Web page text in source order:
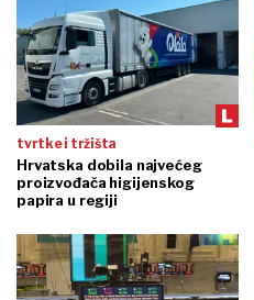
tvrtke i tržišta
Hrvatska dobila najvećeg
proizvođača higijenskog
papira u regiji